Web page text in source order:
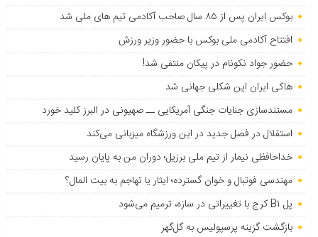
بوکس ایران پس از ۸۵ سال صاحب آکادمی تیم های ملی شد
افتتاح آکادمی ملی بوکس با حضور وزیر ورزش
حضور جواد نکونام در پیکان منتفی شد!
هاکی ایران این شکلی جهانی شد
مستندسازی جنایات جنگی آمریکایی ــ صهیونی در البرز کلید خورد
استقلال در فصل جدید در این ورزشگاه میزبانی می‌کند
خداحافظی نیمار از تیم ملی برزیل؛ دوران من به پایان رسید
مهندسی فوتبال و خوان گسترده؛ ایثار یا تهاجم به بیت المال؟
پل B۱ کرج با تغییراتی در سازه، ترمیم می‌شود
بازگشت گزینه پرسپولیس به ‌گل‌گهر